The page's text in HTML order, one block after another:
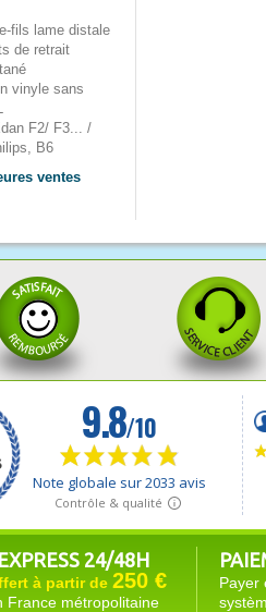
fils lame distale
de retrait
vinyle sans
F2/ F3... /
B6
ventes
24/48H
à partir de 250 €
France métropolitaine
Payer